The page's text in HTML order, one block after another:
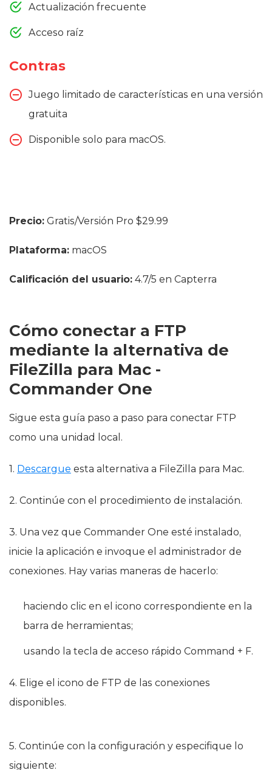
Actualización frecuente
Acceso raíz
Contras
Juego limitado de características en una versión
gratuita
Disponible solo para macOS.
Precio: Gratis/Versión Pro $29.99
Plataforma: macOS
Calificación del usuario: 4.7/5 en Capterra
Cómo conectar a FTP
mediante la alternativa de
FileZilla para Mac -
Commander One
Sigue esta guía paso a paso para conectar FTP
como una unidad local.
1. Descargue esta alternativa a FileZilla para Mac.
2. Continúe con el procedimiento de instalación.
3. Una vez que Commander One esté instalado,
inicie la aplicación e invoque el administrador de
conexiones. Hay varias maneras de hacerlo:
haciendo clic en el icono correspondiente en la
barra de herramientas;
usando la tecla de acceso rápido Command + F.
4. Elige el icono de FTP de las conexiones
disponibles.
5. Continúe con la configuración y especifique lo
siguiente: